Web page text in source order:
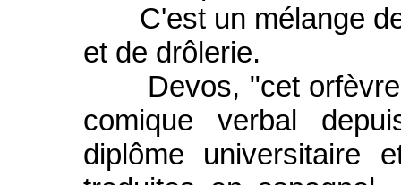
C'est un mélange de
et de drôlerie.
Devos, "cet orfèvre
comique verbal
diplôme universitaire